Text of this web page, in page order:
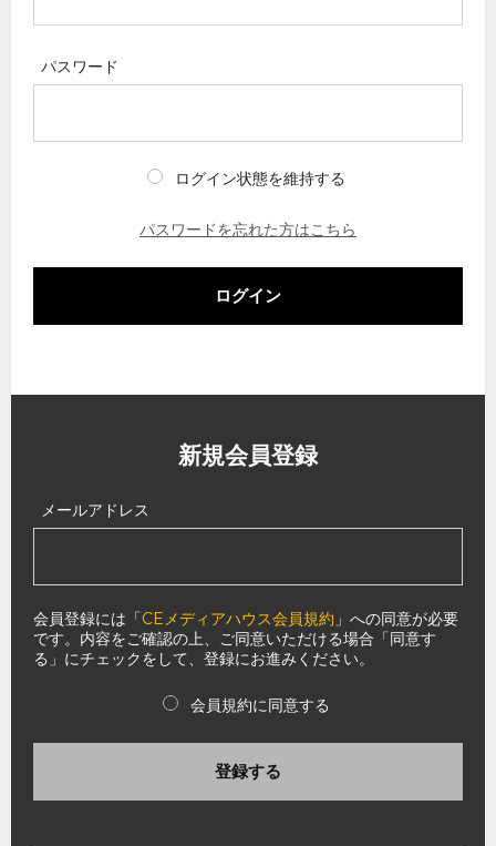
パスワード
ログイン状態を維持する
パスワードを忘れた方はこちら
ログイン
新規会員登録
メールアドレス
会員登録には「CEメディアハウス会員規約 」への同意が必要
です。内容をご確認の上、ご同意いただける場合「同意す
る」にチェックをして、登録にお進みください。
会員規約に同意する
登録する